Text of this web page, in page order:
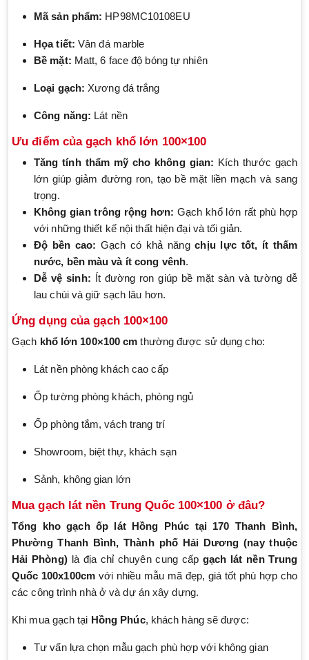
Mã sản phẩm: HP98MC10108EU
Họa tiết: Vân đá marble
Bề mặt: Matt, 6 face độ bóng tự nhiên
Loại gạch: Xương đá trắng
Công năng: Lát nền
Ưu điểm của gạch khổ lớn 100×100
Tăng tính thẩm mỹ cho không gian: Kích thước gạch
lớn giúp giảm đường ron, tạo bề mặt liền mạch và sang
trọng.
Không gian trông rộng hơn:Gạch khổ lớn rất phù hợp
với những thiết kế nội thất hiện đại và tối giản.
Độ bền cao:Gạch có khả năngchịu lực tốt, ít thấm
nước, bền màu và ít cong vênh.
Dễ vệ sinh: Ít đường ron giúp bề mặt sàn và tường dễ
lau chùi và giữ sạch lâu hơn.
Ứng dụng của gạch 100×100
Gạch khổ lớn 100×100 cm thường được sử dụng cho:
Lát nền phòng khách cao cấp
Ốp tường phòng khách, phòng ngủ
Ốp phòng tắm, vách trang trí
Showroom, biệt thự, khách sạn
Sảnh, không gian lớn
Mua gạch lát nền Trung Quốc 100×100 ở đâu?
Tổng kho gạch ốp lát Hồng Phúc tại 170 Thanh Bình,
Phường Thanh Bình, Thành phố Hải Dương (nay thuộc
Hải Phòng) là địa chỉ chuyên cung cấp gạch lát nền Trung
Quốc 100x100cmvới nhiều mẫu mã đẹp, giá tốt phù hợp cho
các công trình nhà ở và dự án xây dựng.
Khi mua gạch tại Hồng Phúc, khách hàng sẽ được:
Tư vấn lựa chọn mẫu gạch phù hợp với không gian